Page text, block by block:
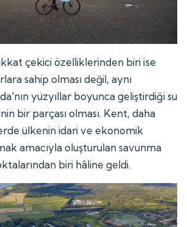
çekici özelliklerinden biri ise
sahip olması değil, aynı
yüzyıllar boyunca geliştirdiği su
bir parçası olması. Kent, daha
ülkenin idari ve ekonomik
amacıyla oluşturulan savunma
biri hâline geldi.